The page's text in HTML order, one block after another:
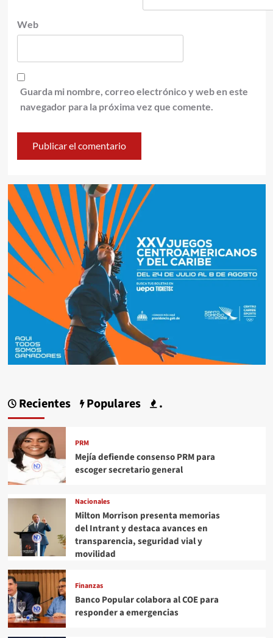
Web
Guarda mi nombre, correo electrónico y web en este
navegador para la próxima vez que comente.
Recientes Populares .
PRM
Mejía defiende consenso PRM para
escoger secretario general
Nacionales
Milton Morrison presenta memorias
del Intrant y destaca avances en
transparencia, seguridad vial y
movilidad
Finanzas
Banco Popular colabora al COE para
responder a emergencias